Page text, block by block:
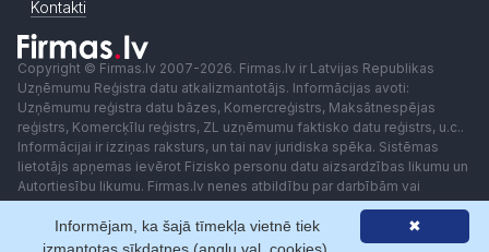
Kontakti
Copyright © Firmas.lv 2007-2026. Firmas.lv ir Latvijas Republikas
Uzņēmumu Reģistra datu atkalizmantotājs. Informācijas avoti:
Uzņēmumu reģistra datu bāzes, Komercreģistrs, Maksātnespējas
reģistrs, Komercķīlu reģistrs, ZL uzņēmumu faktisko datu reģistrs, u.c..
Informācijai ir izziņas raksturs, un tai nav juridiska spēka. Sistēmas
lietotājs apņemas ievērot Fizisko personu datu aizsardzības likumu un
Autortiesību likumu. Firmas.lv nenes atbildību par darbībām vai
lēmumiem, kas balstīti uz saņemto pakalpojumu. Lietotājam aizliegts
izmantot jebkādas automatizētas sistēmas vai iekārtas (robotus)
piekļuvei sistēmai bez rakstiskas saskaņošanas ar Firmas.lv. Galvenā
✖
Informējam, ka šajā tīmekļa vietnē tiek